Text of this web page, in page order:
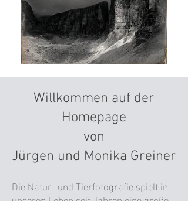
Willkommen auf der
Homepage
von
Jürgen und Monika Greiner
Die Natur- und Tierfotografie spielt in